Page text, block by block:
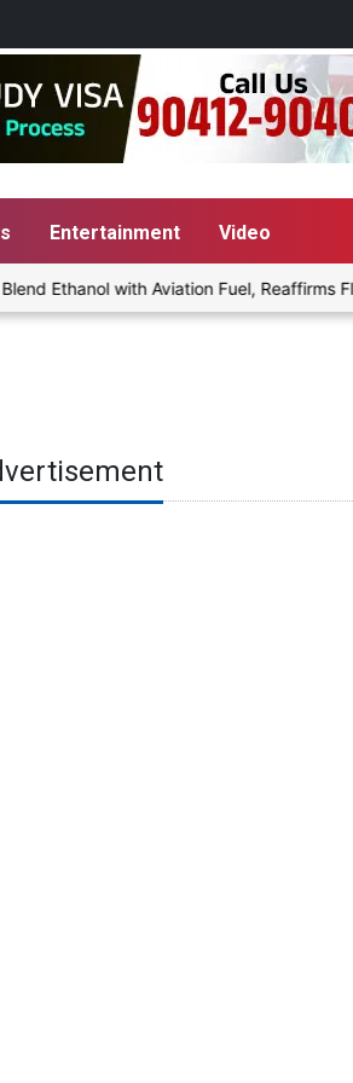
Entertainment Video
Ethanol with Aviation Fuel, Reaffirms